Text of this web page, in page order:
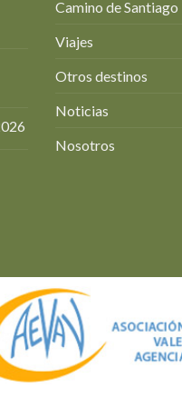
Camino de Santiago
Viajes
Otros destinos
Noticias
Nosotros